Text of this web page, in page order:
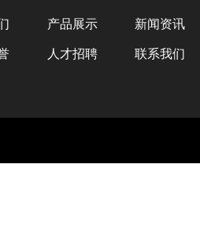
产品展示 新闻资讯
人才招聘 联系我们